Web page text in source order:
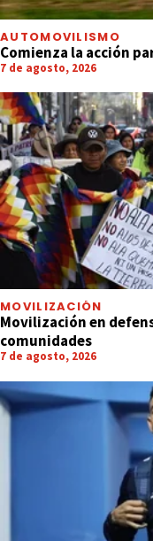
AUTOMOVILISMO
Comienza la acción
7 de agosto, 2026
MOVILIZACIÓN
Movilización en
comunidades
7 de agosto, 2026